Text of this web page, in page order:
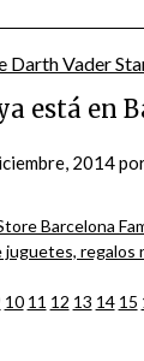
está en
2014
10 11 12 13 14 15